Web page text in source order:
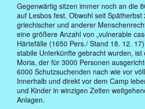
Gegenwärtig sitzen immer noch an die
auf Lesbos fest. Obwohl seit
griechischer und anderer
eine größere Anzahl von „vulnerable
Härtefälle (1650 Pers./ Stand 18. 12.
stabile Unterkünfte gebracht wurden, ist
Moria, der für 3000 Personen
6000 Schutzsuchenden nach wie vor
Innerhalb und direkt vor dem Camp
und Kinder in winzigen Zelten
Anlagen.